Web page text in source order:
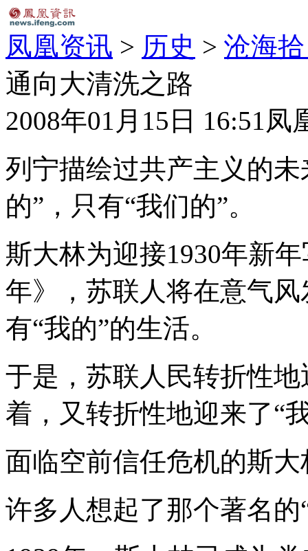
凤凰资讯 > 历史 > 沧海
通向大清洗之路
2008年01月15日 16:51凤
列宁描绘过共产主义的
的”，只有“我们的”。
斯大林为迎接1930年新
年》，苏联人将在意气
有“我的”的生活。
于是，苏联人民转折性
着，又转折性地迎来了“
面临空前信任危机的斯
许多人想起了那个著名的